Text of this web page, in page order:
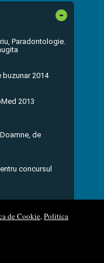
de Cookie,Politica
-
Paradontologie.
buzunar 2014
2013
de
concursul